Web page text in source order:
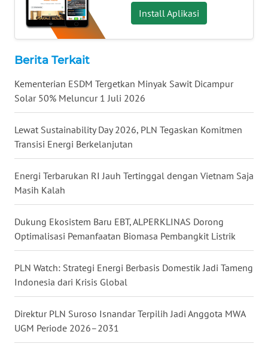
Install Aplikasi
Berita Terkait
Kementerian ESDM Tergetkan Minyak Sawit Dicampur
Solar 50% Meluncur 1 Juli 2026
Lewat Sustainability Day 2026, PLN Tegaskan Komitmen
Transisi Energi Berkelanjutan
Energi Terbarukan RI Jauh Tertinggal dengan Vietnam Saja
Masih Kalah
Dukung Ekosistem Baru EBT, ALPERKLINAS Dorong
Optimalisasi Pemanfaatan Biomasa Pembangkit Listrik
PLN Watch: Strategi Energi Berbasis Domestik Jadi Tameng
Indonesia dari Krisis Global
Direktur PLN Suroso Isnandar Terpilih Jadi Anggota MWA
UGM Periode 2026–2031
WN
MALUKU
MALUT
WN
WN
DANAU
WN
NIAS
WN
LANGKAT
WN
TAPANULI
SELATAN
WN